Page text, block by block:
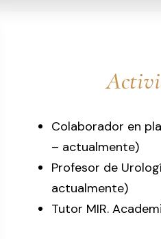
Colaborador en
– actualmente)
Profesor de
actualmente)
Tutor MIR.